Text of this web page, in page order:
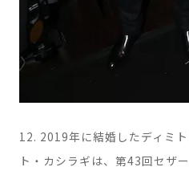
12. 2019年に結婚したディミ